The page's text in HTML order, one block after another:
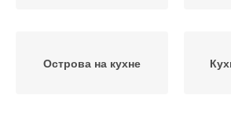
Острова на кухне